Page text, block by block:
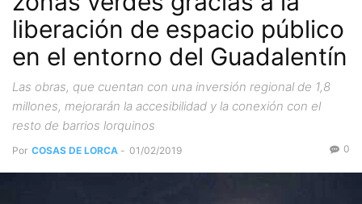
liberación de espacio público
en el entorno del Guadalentín
Las obras, que cuentan con una inversión regional de 1,8
millones, mejorarán la accesibilidad y la conexión con el
resto de barrios lorquinos
Por COSAS DE LORCA - 01/02/2019 0